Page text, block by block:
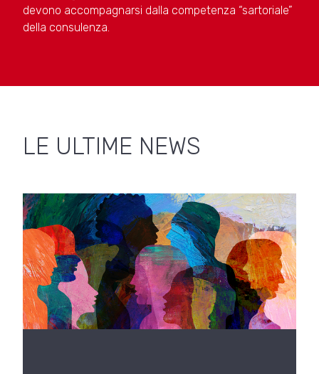
devono accompagnarsi dalla competenza “sartoriale”
della consulenza.
LE ULTIME NEWS